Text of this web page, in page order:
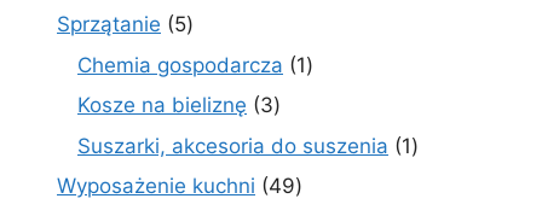
Sprzątanie 55
produktów
Chemia gospodarcza 11
Kosze na bieliznę 33
produkty
Suszarki, akcesoria do suszenia 11
Wyposażenie kuchni 4949